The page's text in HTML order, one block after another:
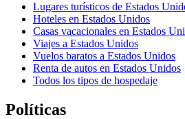
Lugares turísticos de Estados
Hoteles en Estados Unidos
Casas vacacionales en Estados
Viajes a Estados Unidos
Vuelos baratos a Estados Unidos
Renta de autos en Estados Unidos
Todos los tipos de hospedaje
Políticas